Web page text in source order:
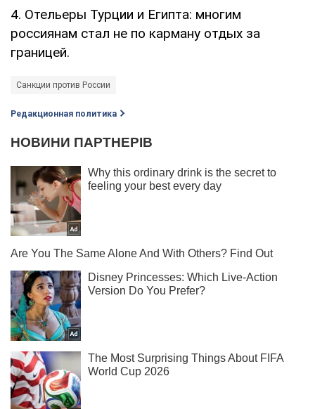
4. Отельеры Турции и Египта: многим
россиянам стал не по карману отдых за
границей.
Санкции против России
Редакционная политика